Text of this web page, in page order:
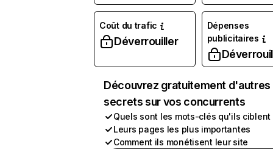
Coût du trafic
Déverrouiller
Dépenses
publicitaires
Découvrez gratuitement d'autres
secrets sur vos concurrents
Quels sont les mots-clés qu'ils ciblent
Leurs pages les plus importantes
Comment ils monétisent leur site